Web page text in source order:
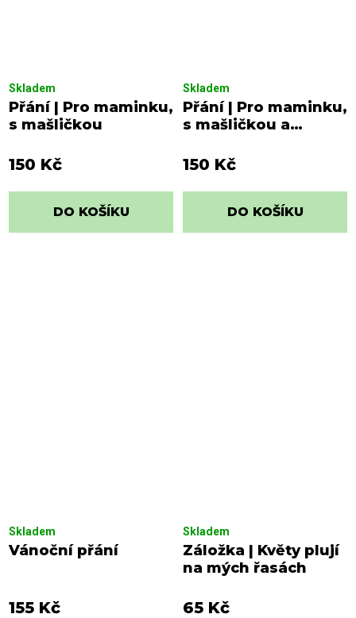
Přání | Pro maminku,
s mašličkou
Skladem
150 Kč
DO KOŠÍKU
Přání | Pro maminku,
s mašličkou a
Skladem
150 Kč
DO KOŠÍKU
Vánoční přání
Skladem
155 Kč
Záložka | Květy plují
na mých řasách
Skladem
65 Kč